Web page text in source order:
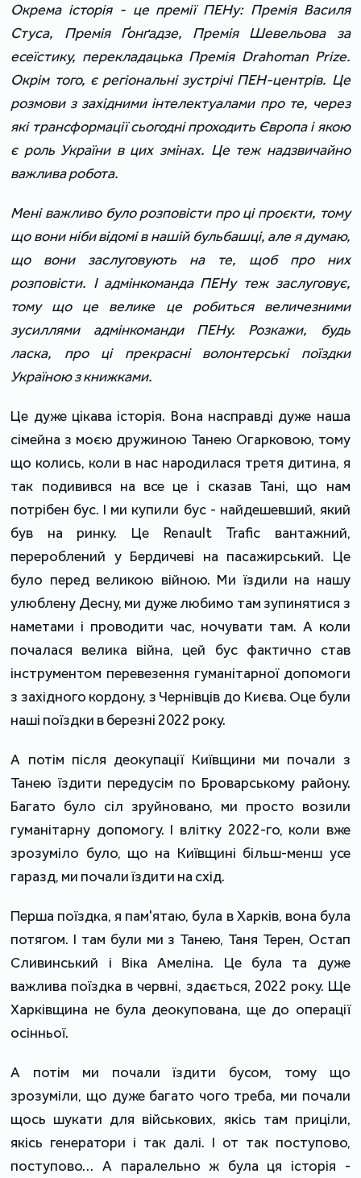
Окрема історія - це премії ПЕНу: Премія Василя
Стуса, Премія Ґонґадзе, Премія Шевельова за
есеїстику, перекладацька Премія Drahoman Prize.
Окрім того, є регіональні зустрічі ПЕН-центрів. Це
розмови з західними інтелектуалами про те, через
які трансформації сьогодні проходить Європа і якою
є роль України в цих змінах. Це теж надзвичайно
важлива робота.
Мені важливо було розповісти про ці проєкти, тому
що вони ніби відомі в нашій бульбашці, але я думаю,
що вони заслуговують на те, щоб про них
розповісти. І адмінкоманда ПЕНу теж заслуговує,
тому що це велике це робиться величезними
зусиллями адмінкоманди ПЕНу. Розкажи, будь
ласка, про ці прекрасні волонтерські поїздки
Україною з книжками.
Це дуже цікава історія. Вона насправді дуже наша
сімейна з моєю дружиною Танею Огарковою, тому
що колись, коли в нас народилася третя дитина, я
так подивився на все це і сказав Тані, що нам
потрібен бус. І ми купили бус - найдешевший, який
був на ринку. Це Renault Trafic вантажний,
перероблений у Бердичеві на пасажирський. Це
було перед великою війною. Ми їздили на нашу
улюблену Десну, ми дуже любимо там зупинятися з
наметами і проводити час, ночувати там. А коли
почалася велика війна, цей бус фактично став
інструментом перевезення гуманітарної допомоги
з західного кордону, з Чернівців до Києва. Оце були
наші поїздки в березні 2022 року.
А потім після деокупації Київщини ми почали з
Танею їздити передусім по Броварському району.
Багато було сіл зруйновано, ми просто возили
гуманітарну допомогу. І влітку 2022-го, коли вже
зрозуміло було, що на Київщині більш-менш усе
гаразд, ми почали їздити на схід.
Перша поїздка, я пам'ятаю, була в Харків, вона була
потягом. І там були ми з Танею, Таня Терен, Остап
Сливинський і Віка Амеліна. Це була та дуже
важлива поїздка в червні, здається, 2022 року. Ще
Харківщина не була деокупована, ще до операції
осінньої.
А потім ми почали їздити бусом, тому що
зрозуміли, що дуже багато чого треба, ми почали
щось шукати для військових, якісь там приціли,
якісь генератори і так далі. І от так поступово,
поступово… А паралельно ж була ця історія -